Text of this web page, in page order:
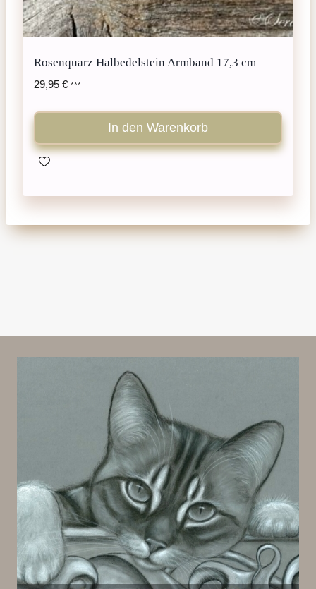
Rosenquarz Halbedelstein Armband 17,3 cm
29,95 € ***
In den Warenkorb